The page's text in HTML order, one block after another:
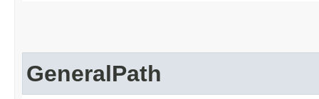
GeneralPath